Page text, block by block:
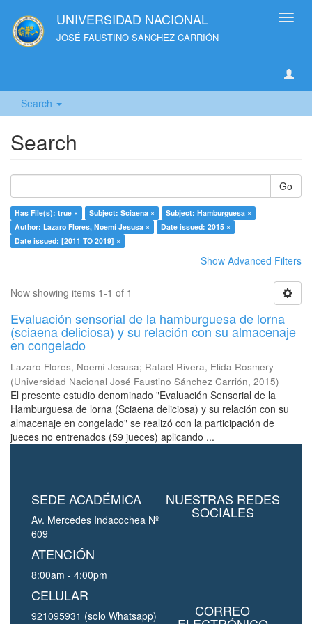
UNIVERSIDAD NACIONAL
JOSÉ FAUSTINO SANCHEZ CARRIÓN
Search
Search
Go
Has File(s): true × Subject: Sciaena ×
Subject: Hamburguesa ×
Author: Lazaro Flores, Noemí Jesusa ×
Date issued: 2015 ×
Date issued: [2011 TO 2019] ×
Show Advanced Filters
Now showing items 1-1 of 1
Evaluación sensorial de la hamburguesa de lorna
(sciaena deliciosa) y su relación con su almacenaje
en congelado
Lazaro Flores, Noemí Jesusa; Rafael Rivera, Elida Rosmery
(Universidad Nacional José Faustino Sánchez Carrión, 2015)
El presente estudio denominado "Evaluación Sensorial de la
Hamburguesa de lorna (Sciaena deliciosa) y su relación con su
almacenaje en congelado" se realizó con la participación de
jueces no entrenados (59 jueces) aplicando ...
SEDE ACADÉMICA
Av. Mercedes Indacochea Nº
609
ATENCIÓN
8:00am - 4:00pm
CELULAR
921095931 (solo Whatsapp)
NUESTRAS REDES
SOCIALES
CORREO